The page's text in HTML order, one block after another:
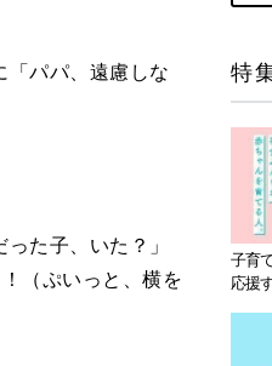
パパ、遠慮しな
た子、いた？」
（ぷいっと、横を
特
子育
応援